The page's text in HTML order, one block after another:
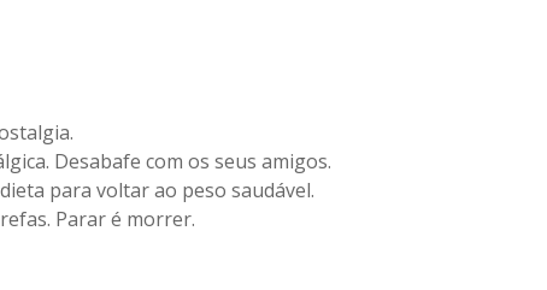
Desabafe com os seus amigos.
para voltar ao peso saudável.
Parar é morrer.